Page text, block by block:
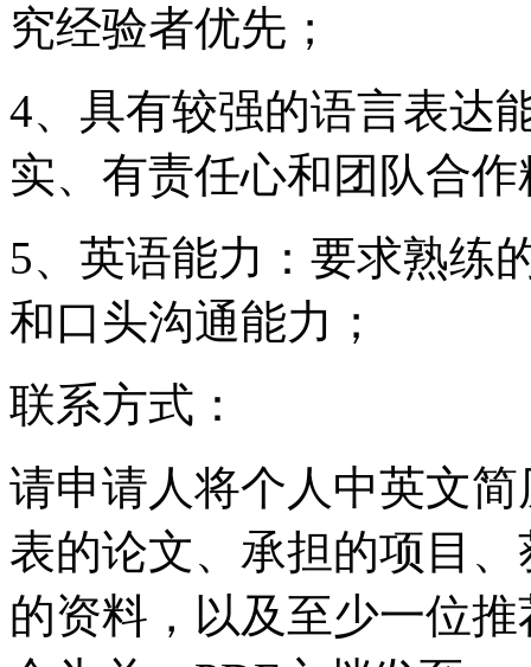
究经验者优先；
4、具有较强的语言表达
实、有责任心和团队合作
5、英语能力：要求熟练
和口头沟通能力；
联系方式：
请申请人将个人中英文
表的论文、承担的项目
的资料，以及至少一位